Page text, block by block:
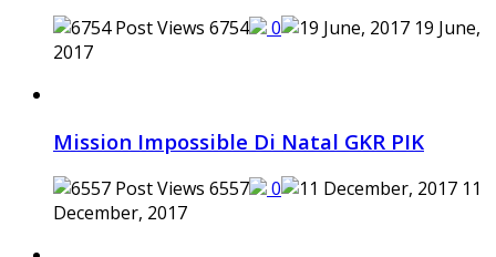
6754 0
19 June,
2017
Mission Impossible Di Natal GKR PIK
6557 0
11
December, 2017